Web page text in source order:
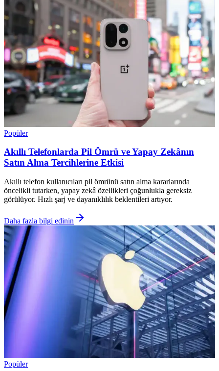
Popüler
Akıllı Telefonlarda Pil Ömrü ve Yapay Zekânın
Satın Alma Tercihlerine Etkisi
Akıllı telefon kullanıcıları pil ömrünü satın alma kararlarında
öncelikli tutarken, yapay zekâ özellikleri çoğunlukla gereksiz
görülüyor. Hızlı şarj ve dayanıklılık beklentileri artıyor.
Daha fazla bilgi edinin
Popüler